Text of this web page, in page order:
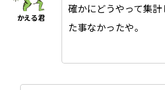
確かにどうやって集
た事なかったや。